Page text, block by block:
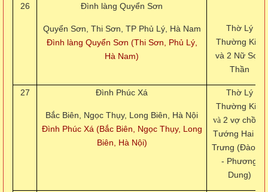
26 Đình làng Quyển Sơn
Quyển Sơn, Thi Sơn, TP Phủ Lý, Hà Nam
Đình làng Quyển Sơn (Thi Sơn, Phủ Lý,
Hà Nam)
Thờ Lý
Thường Kiệt
và 2 Nữ Sơn
Thần
27 Đình Phúc Xá
Bắc Biên, Ngọc Thụy, Long Biên, Hà Nội
Đình Phúc Xá (Bắc Biên, Ngọc Thụy, Long
Biên, Hà Nội)
Thờ Lý
Thường Kiệt
và 2 vợ chồng
Tướng Hai bà
Trưng (Đào Kỳ
- Phương
Dung)